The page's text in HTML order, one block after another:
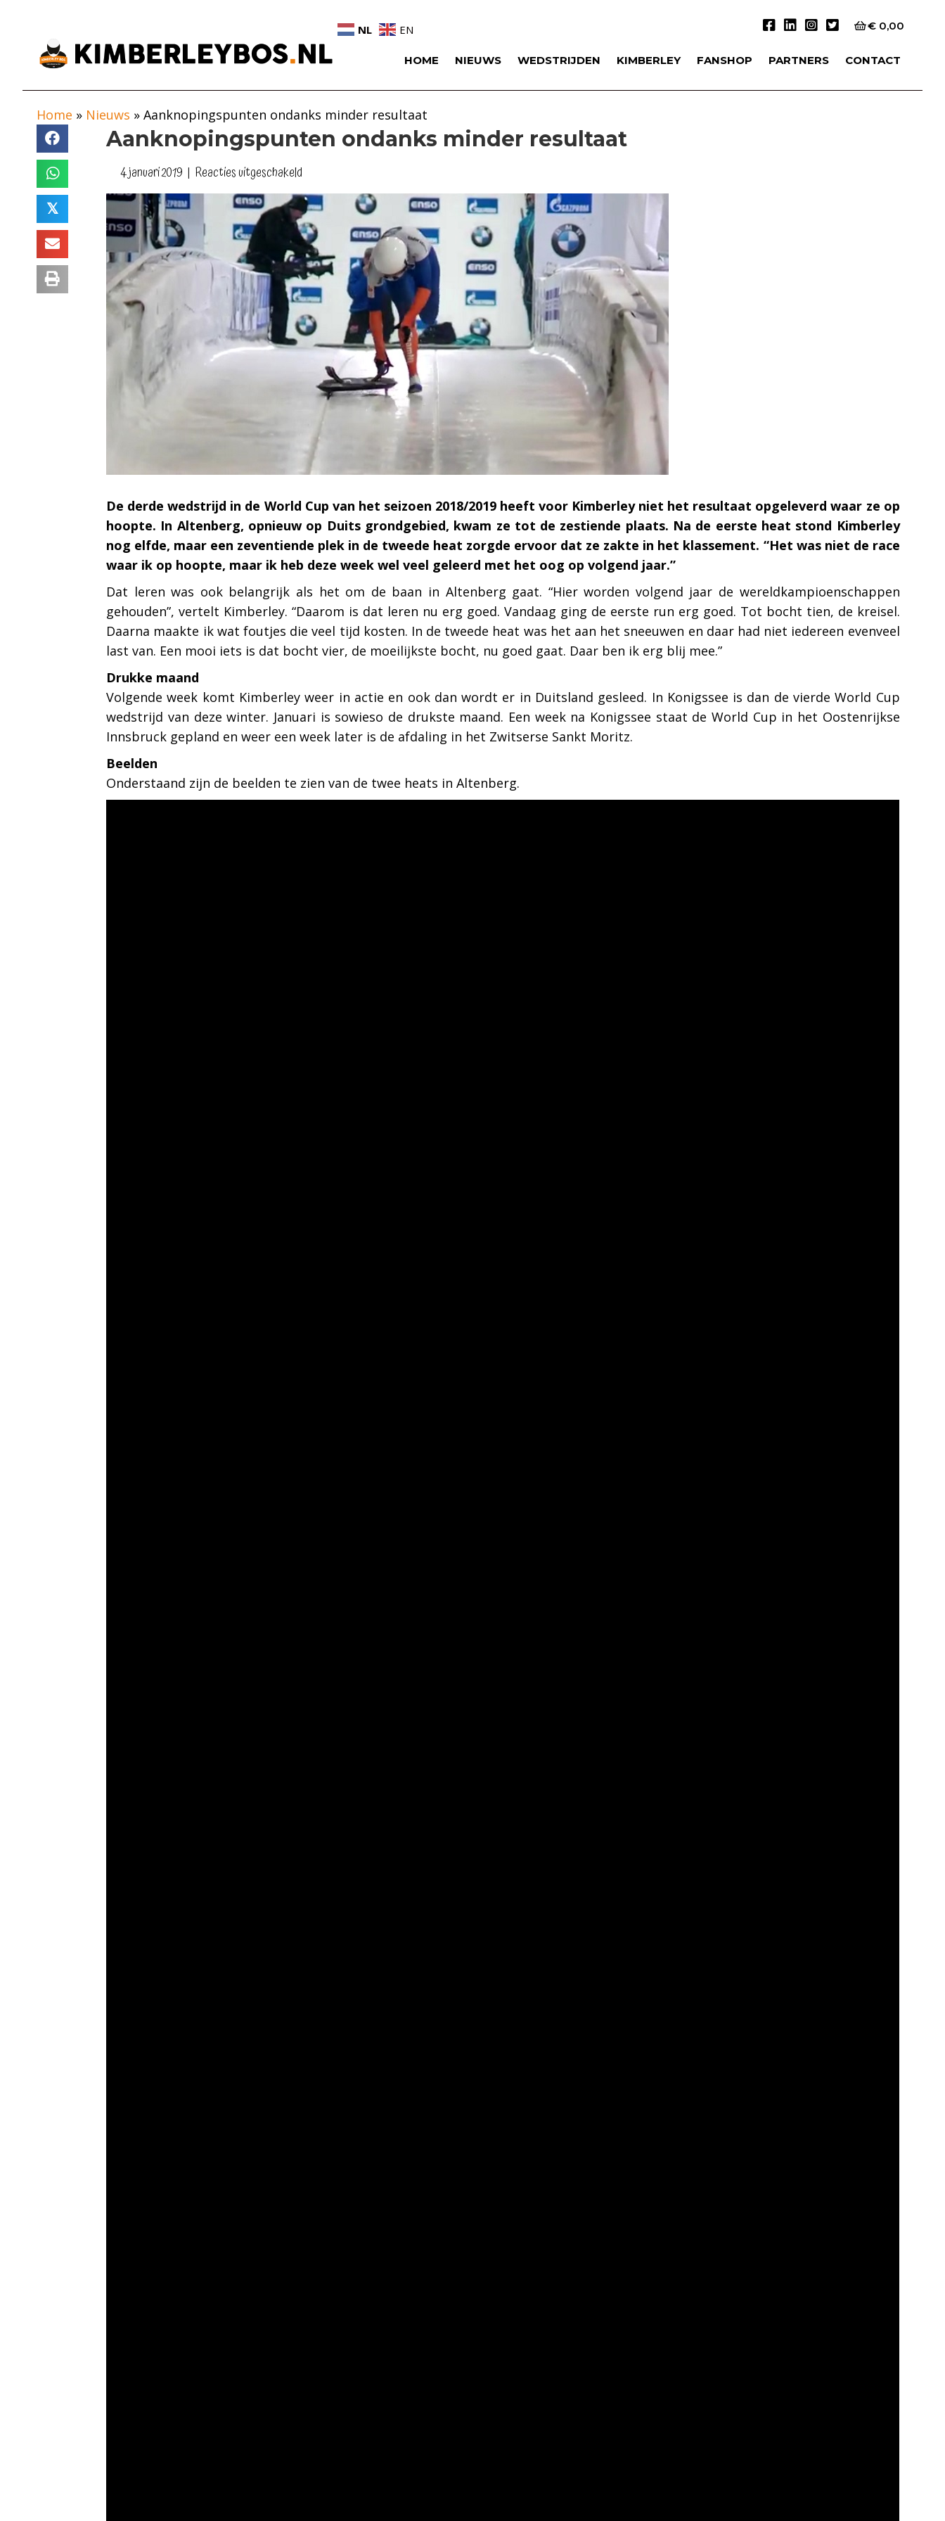
NL EN € 0,00
HOME NIEUWS WEDSTRIJDEN KIMBERLEY FANSHOP PARTNERS CONTACT
Home » Nieuws » Aanknopingspunten ondanks minder resultaat
𝕏
Aanknopingspunten ondanks minder resultaat
4 januari 2019 | Reacties uitgeschakeld
Aanknopingspunten
ondanks
minder
resultaat
De derde wedstrijd in de World Cup van het seizoen 2018/2019 heeft voor Kimberley niet het resultaat opgeleverd waar ze op
hoopte. In Altenberg, opnieuw op Duits grondgebied, kwam ze tot de zestiende plaats. Na de eerste heat stond Kimberley
nog elfde, maar een zeventiende plek in de tweede heat zorgde ervoor dat ze zakte in het klassement. “Het was niet de race
waar ik op hoopte, maar ik heb deze week wel veel geleerd met het oog op volgend jaar.”
Dat leren was ook belangrijk als het om de baan in Altenberg gaat. “Hier worden volgend jaar de wereldkampioenschappen
gehouden”, vertelt Kimberley. “Daarom is dat leren nu erg goed. Vandaag ging de eerste run erg goed. Tot bocht tien, de kreisel.
Daarna maakte ik wat foutjes die veel tijd kosten. In de tweede heat was het aan het sneeuwen en daar had niet iedereen evenveel
last van. Een mooi iets is dat bocht vier, de moeilijkste bocht, nu goed gaat. Daar ben ik erg blij mee.”
Drukke maand
Volgende week komt Kimberley weer in actie en ook dan wordt er in Duitsland gesleed. In Konigssee is dan de vierde World Cup
wedstrijd van deze winter. Januari is sowieso de drukste maand. Een week na Konigssee staat de World Cup in het Oostenrijkse
Innsbruck gepland en weer een week later is de afdaling in het Zwitserse Sankt Moritz.
Beelden
Onderstaand zijn de beelden te zien van de twee heats in Altenberg.